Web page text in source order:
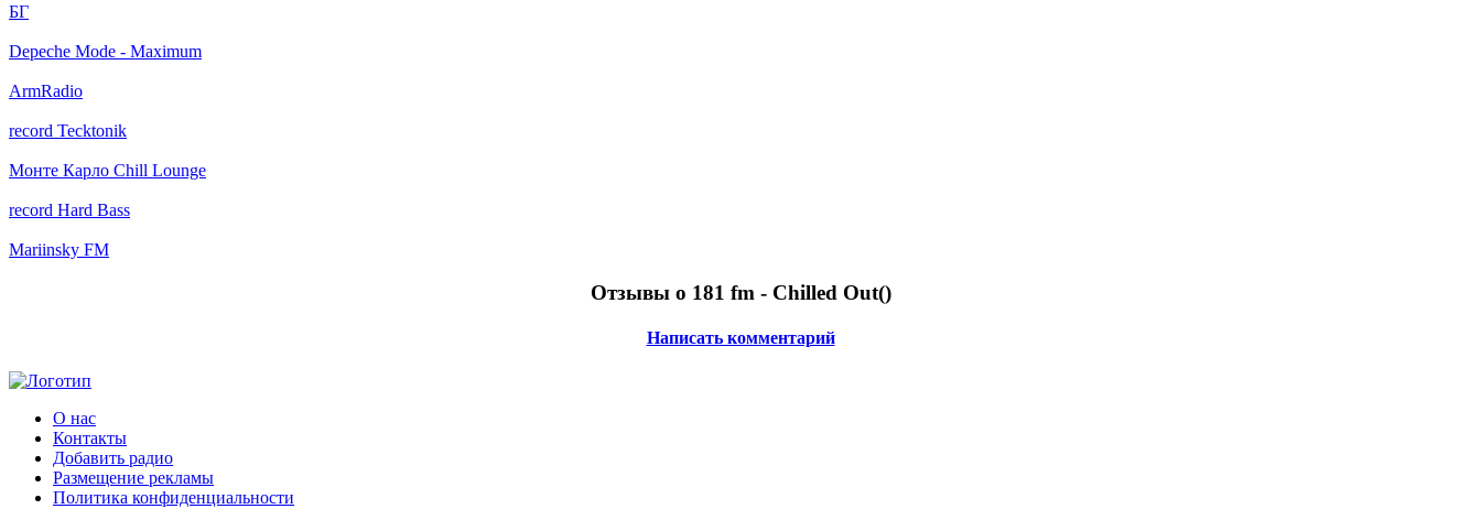
БГ
Depeche Mode - Maximum
ArmRadio
record Tecktonik
Монте Карло Chill Lounge
record Hard Bass
Mariinsky FM
Отзывы о 181 fm - Chilled Out()
Написать комментарий
О нас
Контакты
Добавить радио
Размещение рекламы
Политика конфиденциальности